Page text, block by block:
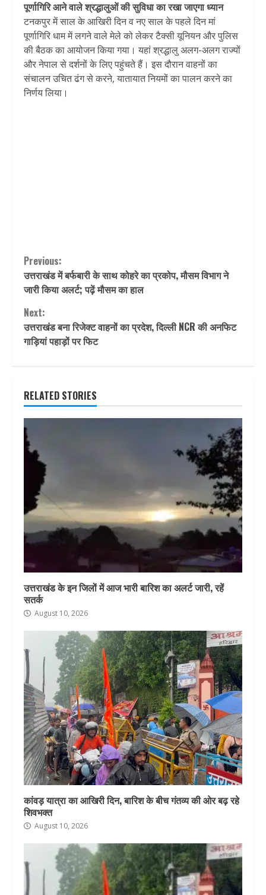
पूर्णागिरि आने वाले श्रद्धालुओं की सुविधा का रखा जाएगा ध्यान
टनकपुर में साल के आखिरी दिन व नए साल के पहले दिन मां
पूर्णागिरि धाम में लगने वाले मेले को लेकर टैक्सी यूनियन और पुलिस
की बैठक का आयोजन किया गया। यहां श्रद्धालु अलग-अलग राज्यों
और नेपाल से दर्शनों के लिए पहुंचते हैं। इस दौरान वाहनों का
संचालन उचित ढंग से करने, यातायात नियमों का पालन करने का
निर्णय लिया।
Continue
Reading
Previous:
उत्तराखंड में बर्फबारी के साथ कोहरे का प्रकोप, मौसम विभाग ने
जारी किया अलर्ट; पढ़ें मौसम का हाल
Next:
उत्तराखंड बना रिजेक्ट वाहनों का प्रदेश, दिल्ली NCR की अनफिट
गाड़ियां पहाड़ों पर फिट
RELATED STORIES
उत्तराखंड के इन जिलों में आज भारी बारिश का अलर्ट जारी, रहें
सतर्क
August 10, 2026
कांवड़ यात्रा का आखिरी दिन, बारिश के बीच गंतव्य की ओर बढ़ रहे
शिवभक्त
August 10, 2026